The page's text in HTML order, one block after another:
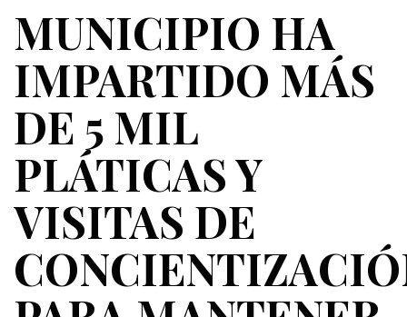
MUNICIPIO HA
IMPARTIDO MÁS
DE 5 MIL
PLÁTICAS Y
VISITAS DE